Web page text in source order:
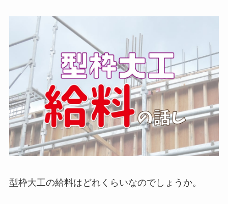
型枠大工の給料はどれくらいなのでしょうか。